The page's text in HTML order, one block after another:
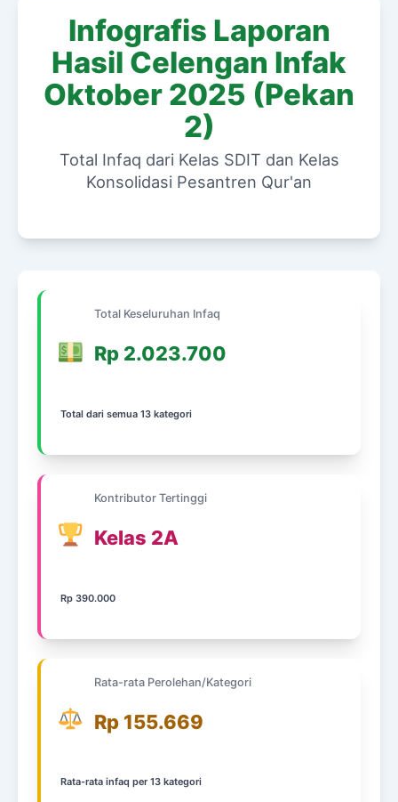
Infografis Laporan
Hasil Celengan Infak
Oktober 2025 (Pekan
2)
Total Infaq dari Kelas SDIT dan Kelas
Konsolidasi Pesantren Qur'an
Total Keseluruhan Infaq
Rp 2.023.700
Total dari semua 13 kategori
Kontributor Tertinggi
Kelas 2A
Rp 390.000
Rata-rata Perolehan/Kategori
Rp 155.669
Rata-rata infaq per 13 kategori